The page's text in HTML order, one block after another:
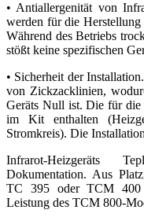
• Antiallergenität von
werden für die Herstellung
Während des Betriebs
stößt keine spezifischen
• Sicherheit der
von Zickzacklinien,
Geräts Null ist. Die für die
im Kit enthalten
Stromkreis). Die
Infrarot-Heizgeräts
Dokumentation. Aus
TC 395 oder TCM 400
Leistung des TCM 800-